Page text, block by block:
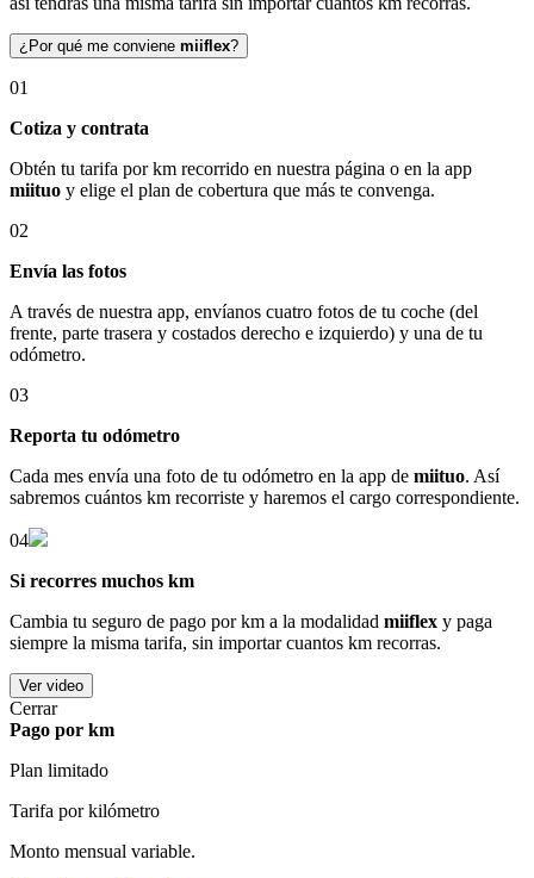
¿Por qué me conviene miiflex?
01
Cotiza y contrata
Obtén tu tarifa por km recorrido en nuestra página o en la app
miituo y elige el plan de cobertura que más te convenga.
02
Envía las fotos
A través de nuestra app, envíanos cuatro fotos de tu coche (del
frente, parte trasera y costados derecho e izquierdo) y una de tu
odómetro.
03
Reporta tu odómetro
Cada mes envía una foto de tu odómetro en la app de miituo. Así
sabremos cuántos km recorriste y haremos el cargo correspondiente.
04
Si recorres muchos km
Cambia tu seguro de pago por km a la modalidad miiflex y paga
siempre la misma tarifa, sin importar cuantos km recorras.
Ver video
Cerrar
Pago por km
Plan limitado
Tarifa por kilómetro
Monto mensual variable.